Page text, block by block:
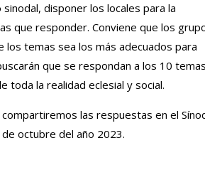
disponer los locales para la
que responder. Conviene que los
los temas sea los más adecuados para
que se respondan a los 10
la realidad eclesial y social.
las respuestas en el
octubre del año 2023.